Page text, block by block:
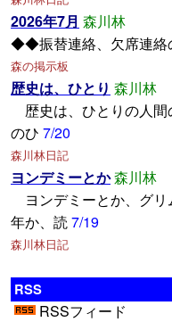
2026年7月 森川林
◆◆振替連絡、欠席連
森の掲示板
歴史は、ひとり 森川林
歴史は、ひとりの人
のひ 7/20
森川林日記
ヨンデミーとか森川林
ヨンデミーとか、グリ
年か、読7/19
森川林日記
RSS
RSSフィード